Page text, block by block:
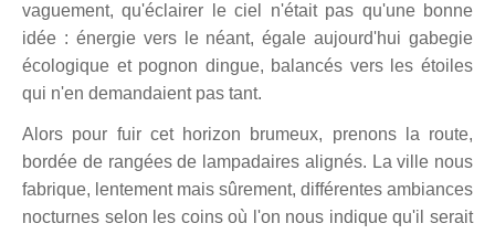
vaguement, qu'éclairer le ciel n'était pas qu'une bonne
idée : énergie vers le néant, égale aujourd'hui gabegie
écologique et pognon dingue, balancés vers les étoiles
qui n'en demandaient pas tant.
Alors pour fuir cet horizon brumeux, prenons la route,
bordée de rangées de lampadaires alignés. La ville nous
fabrique, lentement mais sûrement, différentes ambiances
nocturnes selon les coins où l'on nous indique qu'il serait